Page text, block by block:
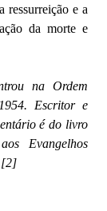
ressurreição e a
da morte e
na Ordem
Escritor e
é do livro
Evangelhos
[2]